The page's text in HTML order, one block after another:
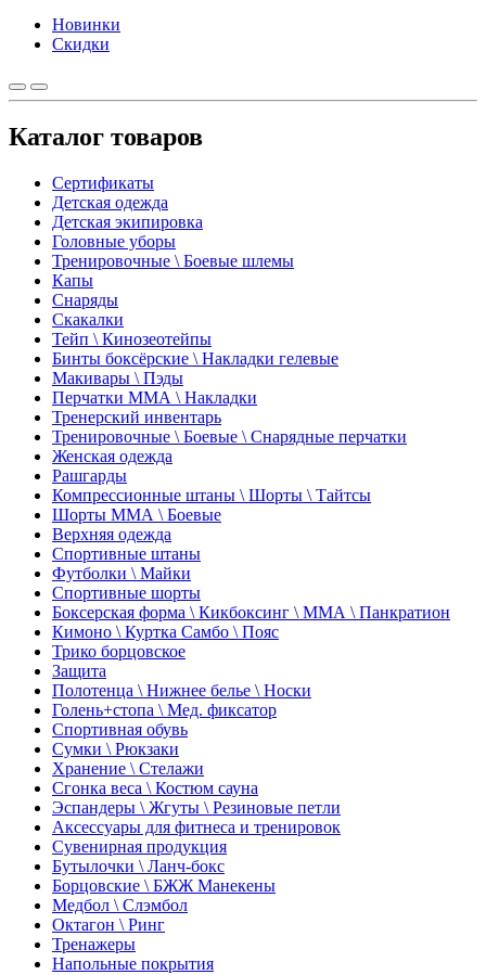
Новинки
Скидки
Каталог товаров
Сертификаты
Детская одежда
Детская экипировка
Головные уборы
Тренировочные \ Боевые шлемы
Капы
Снаряды
Скакалки
Тейп \ Кинозеотейпы
Бинты боксёрские \ Накладки гелевые
Макивары \ Пэды
Перчатки ММА \ Накладки
Тренерский инвентарь
Тренировочные \ Боевые \ Снарядные перчатки
Женская одежда
Рашгарды
Компрессионные штаны \ Шорты \ Тайтсы
Шорты ММА \ Боевые
Верхняя одежда
Спортивные штаны
Футболки \ Майки
Спортивные шорты
Боксерская форма \ Кикбоксинг \ ММА \ Панкратион
Кимоно \ Куртка Самбо \ Пояс
Трико борцовское
Защита
Полотенца \ Нижнее белье \ Носки
Голень+стопа \ Мед. фиксатор
Спортивная обувь
Сумки \ Рюкзаки
Хранение \ Стелажи
Сгонка веса \ Костюм сауна
Эспандеры \ Жгуты \ Резиновые петли
Аксессуары для фитнеса и тренировок
Сувенирная продукция
Бутылочки \ Ланч-бокс
Борцовские \ БЖЖ Манекены
Медбол \ Слэмбол
Октагон \ Ринг
Тренажеры
Напольные покрытия